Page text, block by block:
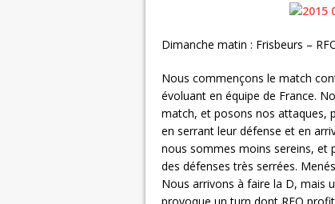
Dimanche matin : Frisbeurs –
Nous commençons le match
évoluant en équipe de France.
match, et posons nos attaques,
en serrant leur défense et en
nous sommes moins sereins, et
des défenses très serrées.
Nous arrivons à faire la D, mais